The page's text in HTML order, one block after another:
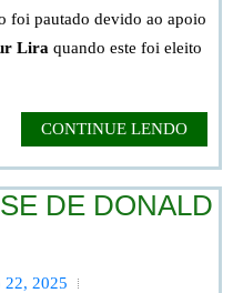
foi pautado devido ao apoio
Lira quando este foi eleito
CONTINUE LENDO
DE DONALD
22, 2025